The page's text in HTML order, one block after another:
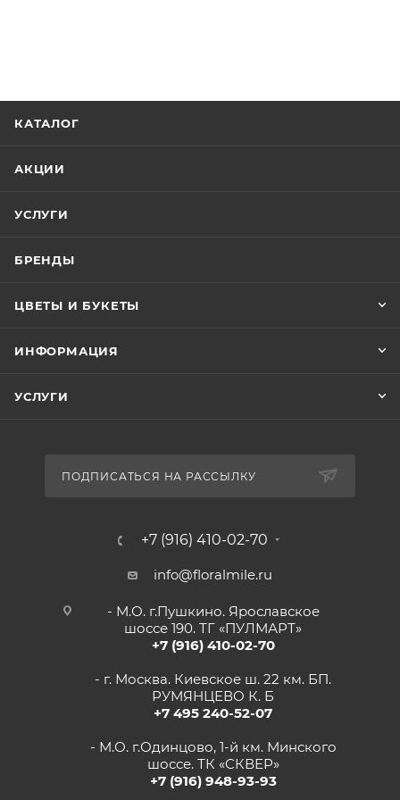
КАТАЛОГ
АКЦИИ
УСЛУГИ
БРЕНДЫ
ЦВЕТЫ И БУКЕТЫ
ИНФОРМАЦИЯ
УСЛУГИ
ПОДПИСАТЬСЯ НА РАССЫЛКУ
+7 (916) 410-02-70
info@floralmile.ru
- М.О. г.Пушкино. Ярославское
шоссе 190. ТГ «ПУЛМАРТ»
+7 (916) 410-02-70
- г. Москва. Киевское ш. 22 км. БП.
РУМЯНЦЕВО К. Б
+7 495 240-52-07
- М.О. г.Одинцово, 1-й км. Минского
шоссе. ТК «СКВЕР»
+7 (916) 948-93-93